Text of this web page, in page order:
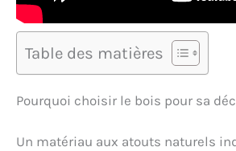
Table des matières
Pourquoi choisir le bois pour sa
Un matériau aux atouts naturels